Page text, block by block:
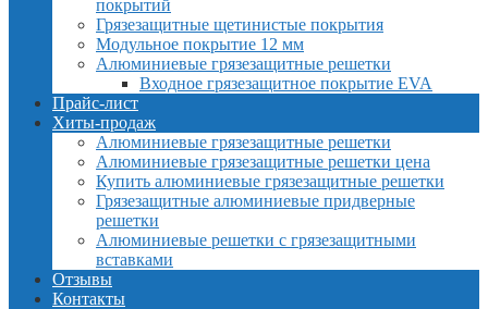
покрытий
Грязезащитные щетинистые покрытия
Модульное покрытие 12 мм
Алюминиевые грязезащитные решетки
Входное грязезащитное покрытие EVA
Прайс-лист
Хиты-продаж
Алюминиевые грязезащитные решетки
Алюминиевые грязезащитные решетки цена
Купить алюминиевые грязезащитные решетки
Грязезащитные алюминиевые придверные
решетки
Алюминиевые решетки с грязезащитными
вставками
Отзывы
Контакты